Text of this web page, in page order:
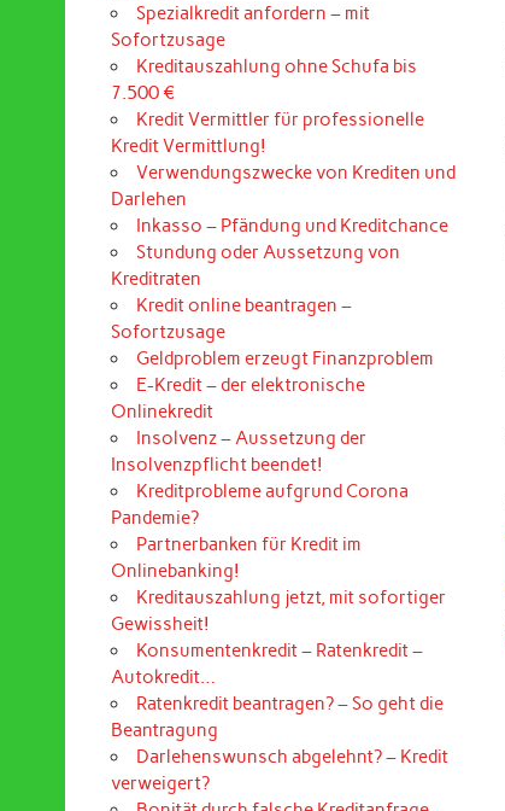
Spezialkredit anfordern – mit
Sofortzusage
Kreditauszahlung ohne Schufa bis
7.500 €
Kredit Vermittler für professionelle
Kredit Vermittlung!
Verwendungszwecke von Krediten und
Darlehen
Inkasso – Pfändung und Kreditchance
Stundung oder Aussetzung von
Kreditraten
Kredit online beantragen –
Sofortzusage
Geldproblem erzeugt Finanzproblem
E-Kredit – der elektronische
Onlinekredit
Insolvenz – Aussetzung der
Insolvenzpflicht beendet!
Kreditprobleme aufgrund Corona
Pandemie?
Partnerbanken für Kredit im
Onlinebanking!
Kreditauszahlung jetzt, mit sofortiger
Gewissheit!
Konsumentenkredit – Ratenkredit –
Autokredit…
Ratenkredit beantragen? – So geht die
Beantragung
Darlehenswunsch abgelehnt? – Kredit
verweigert?